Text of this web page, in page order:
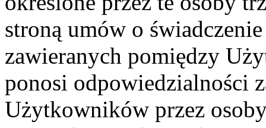
stroną umów o
zawieranych pomiędzy
ponosi odpowiedzialności
Użytkowników przez